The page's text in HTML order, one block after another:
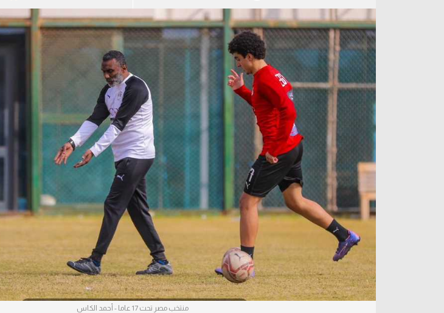
آراء حرة
ركن الألعاب
الدوري السعودي للمحترفين
دوري أبطال أوروبا
دوري أبطال إفريقيا
دوري أبطال أوروبا
القسم الثاني
منتخب مصر تحت 17 عاما - أحمد الكاس